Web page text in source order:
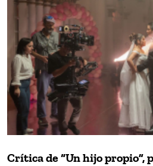
Crítica de “Un hijo propio”,